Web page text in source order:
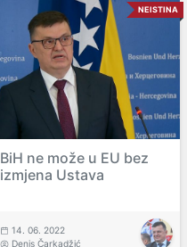
NEISTINA
BiH ne može u EU bez
izmjena Ustava
14. 06. 2022
Denis Čarkadžić